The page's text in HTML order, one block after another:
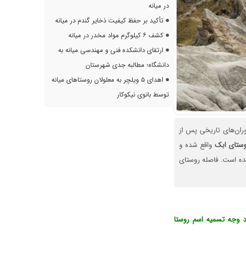
تاریخی پس از
ابک واقع شده و
ایران به ثبت رسیده است. فاصله روستای
وجه تسمیه اسم روستا
در میانه
تأکید بر حفظ کیفیت ذخایر گندم در میانه
کشف ۶ کیلوگرم مواد مخدر در میانه
ارتقای دانشکده فنی و مهندسی میانه به
دانشگاه؛ مطالبه جدی شهرستان
اهدای ۵ ویلچر به معلولان روستاهای میانه
توسط بانوی نیکوکار